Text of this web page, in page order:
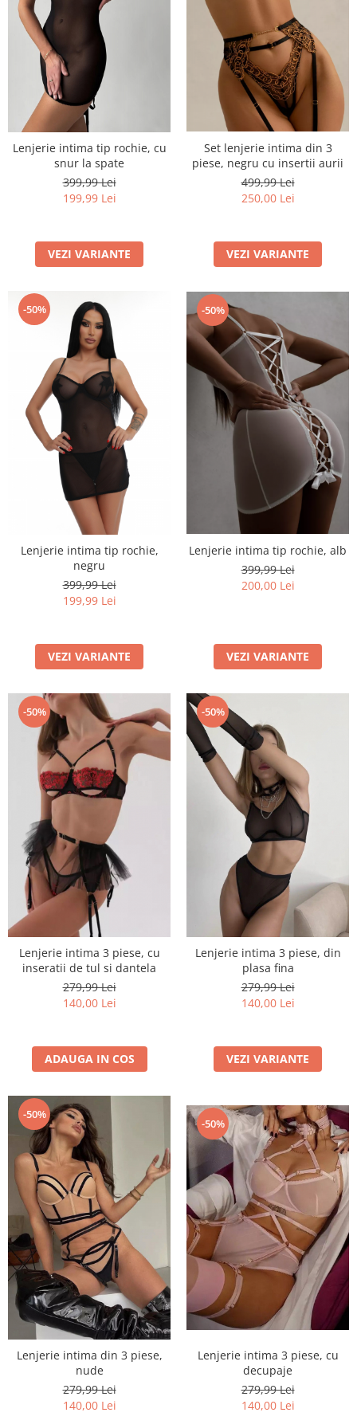
Lenjerie intima tip rochie, cu
snur la spate
399,99 Lei
199,99 Lei
VEZI VARIANTE
Set lenjerie intima din 3
piese, negru cu insertii aurii
499,99 Lei
250,00 Lei
VEZI VARIANTE
-50%
Lenjerie intima tip rochie,
negru
399,99 Lei
199,99 Lei
VEZI VARIANTE
-50%
Lenjerie intima tip rochie, alb
399,99 Lei
200,00 Lei
VEZI VARIANTE
-50%
Lenjerie intima 3 piese, cu
inseratii de tul si dantela
279,99 Lei
140,00 Lei
ADAUGA IN COS
-50%
Lenjerie intima 3 piese, din
plasa fina
279,99 Lei
140,00 Lei
VEZI VARIANTE
-50%
Lenjerie intima din 3 piese,
nude
279,99 Lei
140,00 Lei
-50%
Lenjerie intima 3 piese, cu
decupaje
279,99 Lei
140,00 Lei